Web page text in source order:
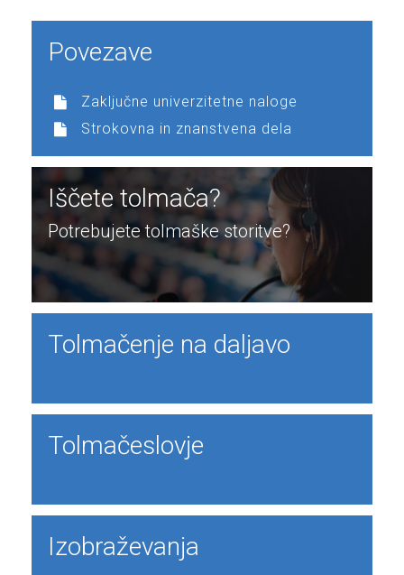
Povezave
Zaključne univerzitetne naloge
Strokovna in znanstvena dela
Iščete tolmača?
Potrebujete tolmaške storitve?
Tolmačenje na daljavo
Tolmačeslovje
Izobraževanja